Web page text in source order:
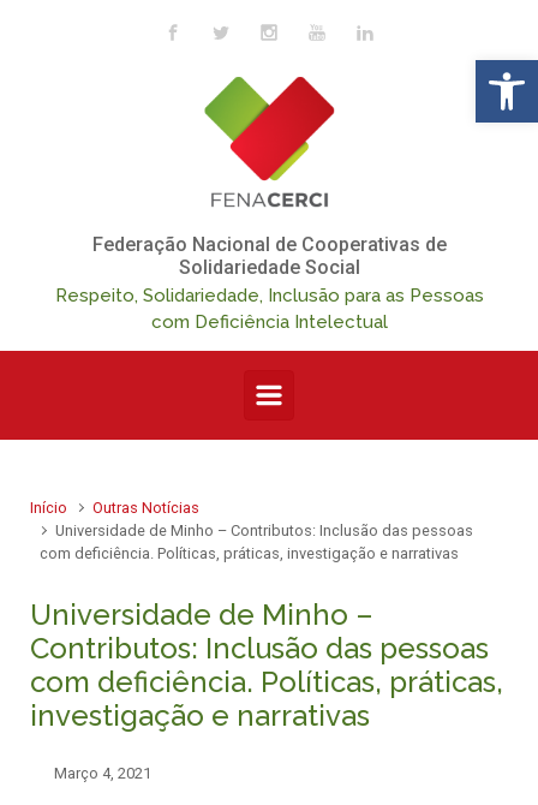
Federação Nacional de Cooperativas de
Solidariedade Social
Respeito, Solidariedade, Inclusão para as Pessoas
com Deficiência Intelectual
Início
Outras Notícias
Universidade de Minho – Contributos: Inclusão das pessoas
com deficiência. Políticas, práticas, investigação e narrativas
Universidade de Minho –
Contributos: Inclusão das pessoas
com deficiência. Políticas, práticas,
investigação e narrativas
Março 4, 2021